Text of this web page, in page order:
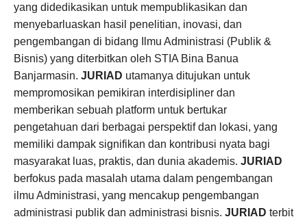
yang didedikasikan untuk mempublikasikan dan
menyebarluaskan hasil penelitian, inovasi, dan
pengembangan di bidang Ilmu Administrasi (Publik &
Bisnis) yang diterbitkan oleh STIA Bina Banua
Banjarmasin. JURIAD utamanya ditujukan untuk
mempromosikan pemikiran interdisipliner dan
memberikan sebuah platform untuk bertukar
pengetahuan dari berbagai perspektif dan lokasi, yang
memiliki dampak signifikan dan kontribusi nyata bagi
masyarakat luas, praktis, dan dunia akademis. JURIAD
berfokus pada masalah utama dalam pengembangan
ilmu Administrasi, yang mencakup pengembangan
administrasi publik dan administrasi bisnis. JURIAD terbit